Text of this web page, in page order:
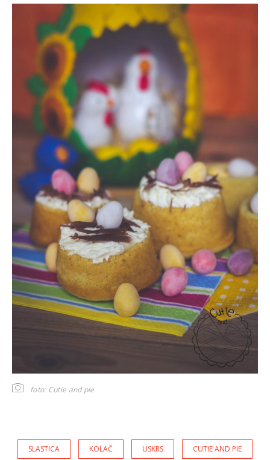
foto: Cutie and pie
SLASTICA KOLAČ USKRS CUTIE AND PIE